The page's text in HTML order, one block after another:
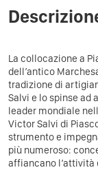
La collocazione a
dell’antico
tradizione di
Salvi e lo spinse ad
leader mondiale
Victor Salvi di
strumento e
più numeroso:
affiancano l’attività